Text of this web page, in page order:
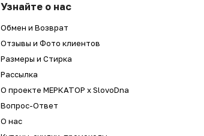
Узнайте о нас
Обмен и Возврат
Отзывы и Фото клиентов
Размеры и Стирка
Рассылка
О проекте МЕРКАТОР x SlovoDna
Вопрос-Ответ
О нас